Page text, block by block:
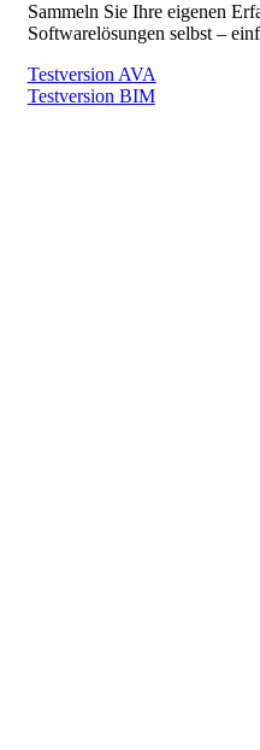
Sammeln Sie Ihre eigenen
Softwarelösungen selbst –
Testversion AVA
Testversion BIM